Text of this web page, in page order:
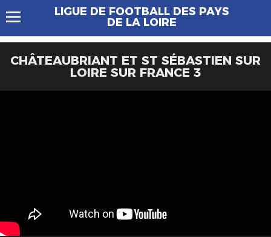
LIGUE DE FOOTBALL DES PAYS
DE LA LOIRE
CHÂTEAUBRIANT ET ST SÉBASTIEN SUR
LOIRE SUR FRANCE 3